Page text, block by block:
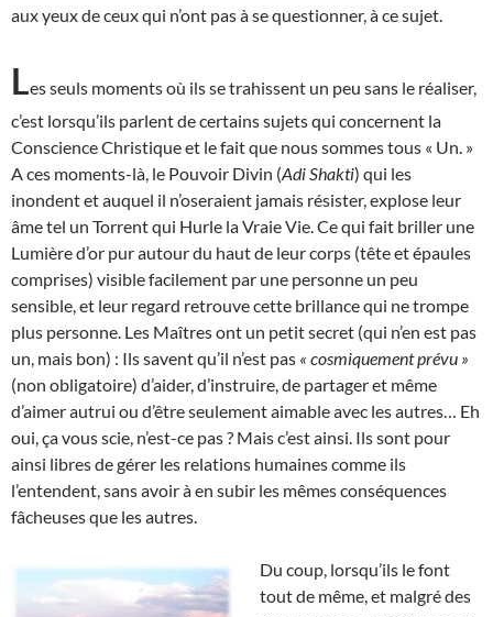
aux yeux de ceux qui n’ont pas à se questionner, à ce sujet.
Les seuls moments où ils se trahissent un peu sans le réaliser,
c’est lorsqu’ils parlent de certains sujets qui concernent la
Conscience Christique et le fait que nous sommes tous « Un. »
A ces moments-là, le Pouvoir Divin (Adi Shakti) qui les
inondent et auquel il n’oseraient jamais résister, explose leur
âme tel un Torrent qui Hurle la Vraie Vie. Ce qui fait briller une
Lumière d’or pur autour du haut de leur corps (tête et épaules
comprises) visible facilement par une personne un peu
sensible, et leur regard retrouve cette brillance qui ne trompe
plus personne. Les Maîtres ont un petit secret (qui n’en est pas
un, mais bon) : Ils savent qu’il n’est pas « cosmiquement prévu »
(non obligatoire) d’aider, d’instruire, de partager et même
d’aimer autrui ou d’être seulement aimable avec les autres… Eh
oui, ça vous scie, n’est-ce pas ? Mais c’est ainsi. Ils sont pour
ainsi libres de gérer les relations humaines comme ils
l’entendent, sans avoir à en subir les mêmes conséquences
fâcheuses que les autres.
Du coup, lorsqu’ils le font
tout de même, et malgré des